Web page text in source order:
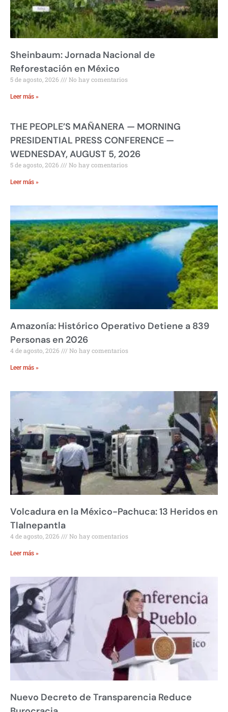
Sheinbaum: Jornada Nacional de
Reforestación en México
5 de agosto, 2026 No hay comentarios
Leer más »
THE PEOPLE’S MAÑANERA — MORNING
PRESIDENTIAL PRESS CONFERENCE —
WEDNESDAY, AUGUST 5, 2026
5 de agosto, 2026 No hay comentarios
Leer más »
Amazonía: Histórico Operativo Detiene a 839
Personas en 2026
4 de agosto, 2026 No hay comentarios
Leer más »
Volcadura en la México-Pachuca: 13 Heridos en
Tlalnepantla
4 de agosto, 2026 No hay comentarios
Leer más »
Nuevo Decreto de Transparencia Reduce